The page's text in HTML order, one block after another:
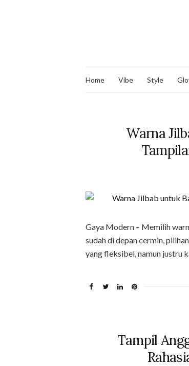
Home Vibe Style
Warna
Gaya Modern – Memilih
sudah di depan cermin,
yang fleksibel, namun justru
Tampil